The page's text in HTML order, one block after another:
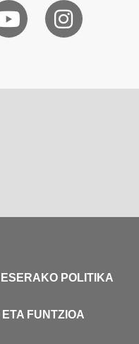
POLITIKA
FUNTZIOA